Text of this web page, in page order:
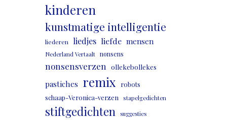
kinderen
kunstmatige intelligentie
liederen liedjes liefde mensen
Nederland Vertaalt nonsens
nonsensverzen ollekebollekes
pastiches remix
robots
schaap-Veronica-verzen stapelgedichten
stiftgedichten suggesties